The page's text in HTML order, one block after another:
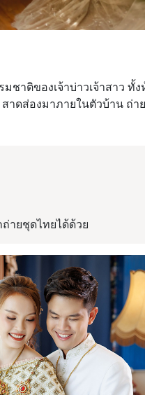
าติของเจ้าบ่าวเจ้าสาว ทั้
าดส่องมาภายในตัวบ้าน ถ่า
ายชุดไทยได้ด้วย